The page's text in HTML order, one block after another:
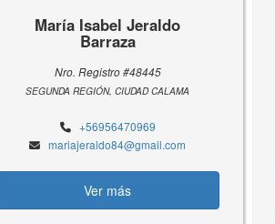
María Isabel Jeraldo
Barraza
Nro. Registro #48445
SEGUNDA REGIÓN, CIUDAD CALAMA
+56956470969
mariajeraldo84@gmail.com
Ver más